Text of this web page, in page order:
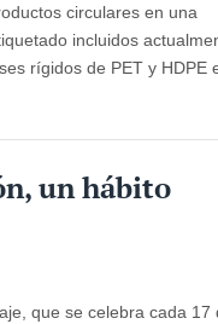
circulares en una
incluidos
rígidos de PET y HDPE
un hábito
que se celebra cada 17